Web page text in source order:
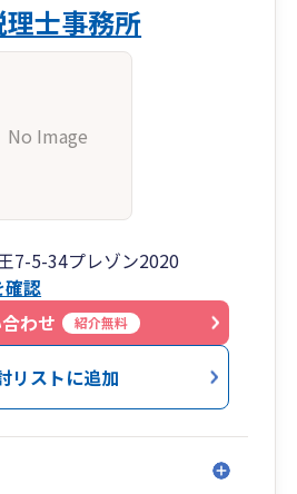
10分、JR羽後牛島駅から
好（来客用駐車場あり）。
士事務所
No Image
7-5-34プレゾン2020
認
わせ
紹介無料
リストに追加